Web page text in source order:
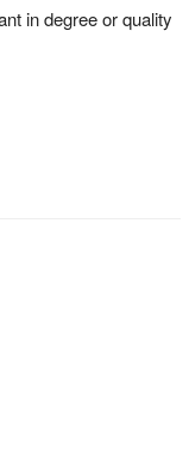
in degree or quality